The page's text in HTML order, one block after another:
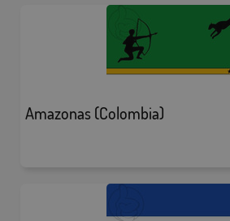
Amazonas (Colombia)